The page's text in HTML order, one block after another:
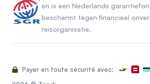
en is een Nederlands
beschermt tegen financieel
reisorganisatie.
Payer en toute sécurité avec: